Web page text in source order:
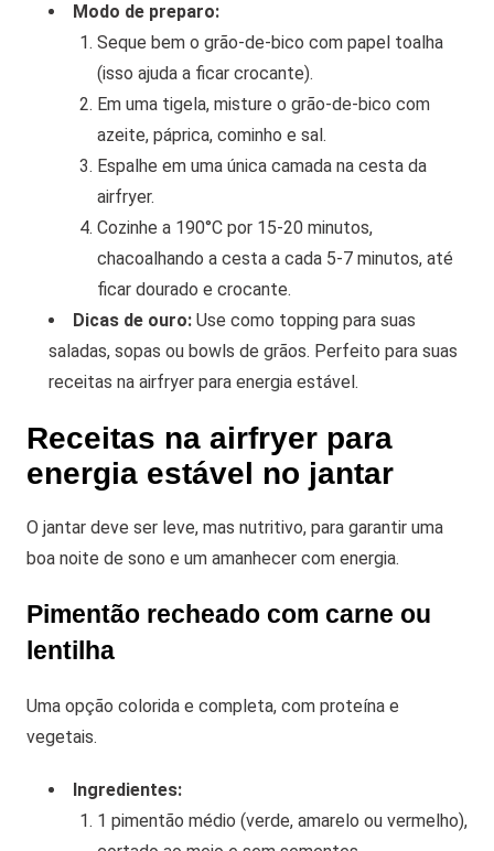
Modo de preparo:
Seque bem o grão-de-bico com papel toalha
(isso ajuda a ficar crocante).
Em uma tigela, misture o grão-de-bico com
azeite, páprica, cominho e sal.
Espalhe em uma única camada na cesta da
airfryer.
Cozinhe a 190°C por 15-20 minutos,
chacoalhando a cesta a cada 5-7 minutos, até
ficar dourado e crocante.
Dicas de ouro: Use como topping para suas
saladas, sopas ou bowls de grãos. Perfeito para suas
receitas na airfryer para energia estável.
Receitas na airfryer para
energia estável no jantar
O jantar deve ser leve, mas nutritivo, para garantir uma
boa noite de sono e um amanhecer com energia.
Pimentão recheado com carne ou
lentilha
Uma opção colorida e completa, com proteína e
vegetais.
Ingredientes:
1 pimentão médio (verde, amarelo ou vermelho),